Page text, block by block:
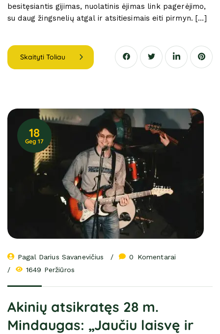
besitęsiantis gijimas, nuolatinis ėjimas link pagerėjimo,
su daug žingsnelių atgal ir atsitiesimais eiti pirmyn. […]
Skaityti Toliau
18
Geg 17
Pagal Darius Savanevičius 0
Komentarai
1649 Peržiūros
Akinių atsikratęs 28 m.
Mindaugas: „Jaučiu laisvę ir